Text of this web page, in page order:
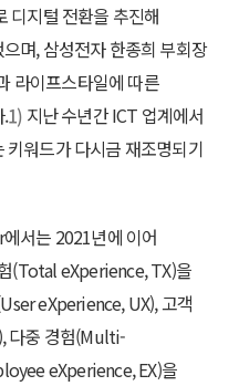
디지털 전환을 추진해
며, 삼성전자 한종희 부회장
라이프스타일에 따른
.1) 지난 수년간 ICT 업계에서
워드가 다시금 재조명되기
서는 2021년에 이어
(Total eXperience, TX)을
eXperience, UX), 고객
다중 경험(Multi-
eXperience, EX)을